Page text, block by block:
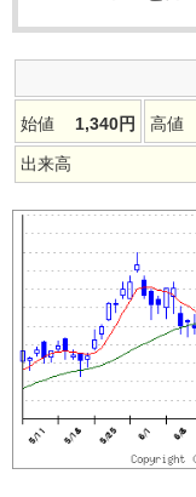
始値 1,340円 高値
出来高